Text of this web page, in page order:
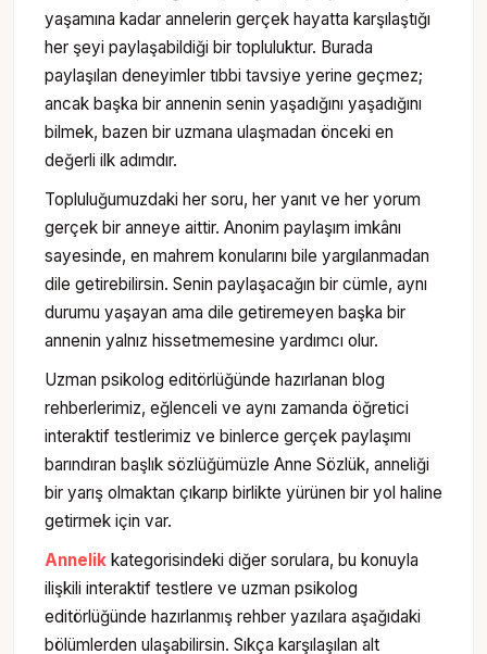
yaşamına kadar annelerin gerçek hayatta karşılaştığı
her şeyi paylaşabildiği bir topluluktur. Burada
paylaşılan deneyimler tıbbi tavsiye yerine geçmez;
ancak başka bir annenin senin yaşadığını yaşadığını
bilmek, bazen bir uzmana ulaşmadan önceki en
değerli ilk adımdır.
Topluluğumuzdaki her soru, her yanıt ve her yorum
gerçek bir anneye aittir. Anonim paylaşım imkânı
sayesinde, en mahrem konularını bile yargılanmadan
dile getirebilirsin. Senin paylaşacağın bir cümle, aynı
durumu yaşayan ama dile getiremeyen başka bir
annenin yalnız hissetmemesine yardımcı olur.
Uzman psikolog editörlüğünde hazırlanan blog
rehberlerimiz, eğlenceli ve aynı zamanda öğretici
interaktif testlerimiz ve binlerce gerçek paylaşımı
barındıran başlık sözlüğümüzle Anne Sözlük, anneliği
bir yarış olmaktan çıkarıp birlikte yürünen bir yol haline
getirmek için var.
Annelik kategorisindeki diğer sorulara, bu konuyla
ilişkili interaktif testlere ve uzman psikolog
editörlüğünde hazırlanmış rehber yazılara aşağıdaki
bölümlerden ulaşabilirsin. Sıkça karşılaşılan alt